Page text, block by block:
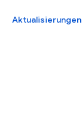
Aktualisierungen